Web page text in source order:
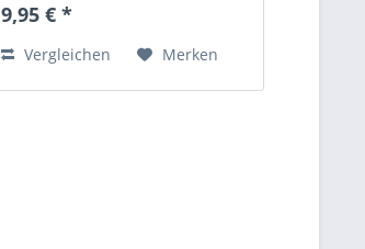
Mit Gustav Klimts "Der Kuss" eine
9,95 € *
Vergleichen Merken